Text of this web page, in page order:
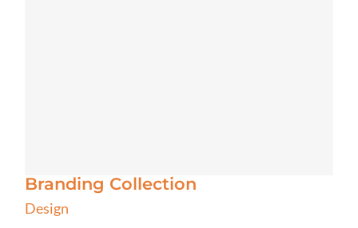
Branding Collection
Design